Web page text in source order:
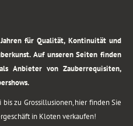
für Qualität, Kontinuität und
Auf unseren Seiten finden
Anbieter von Zauberrequisiten,
bis zu Grossillusionen, hier finden Sie
in Kloten verkaufen!